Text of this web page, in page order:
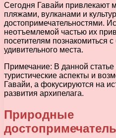
Сегодня Гавайи привлекают
пляжами, вулканами и
достопримечательностями.
неотъемлемой частью их
посетителям познакомиться
удивительного места.
Примечание: В данной
туристические аспекты и
Гавайи, а фокусируются на
развития архипелага.
Природные